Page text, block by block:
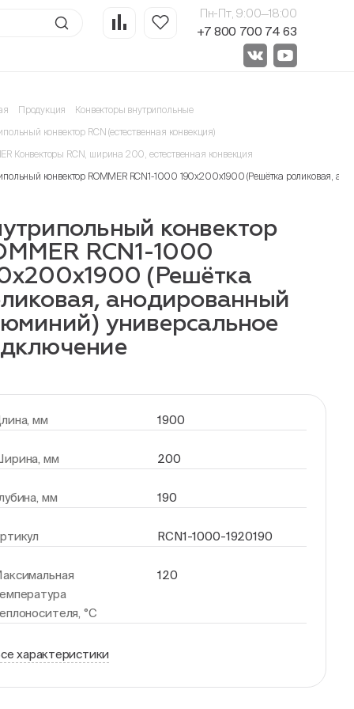
Пн-Пт, 9:00—18:00
+7 800 700 74 63
Продукция Конвекторы внутрипольные
конвектор RCN (естественная конвекция)
Конвекторы RCN, ширина 200, естественная конвекция
конвектор ROMMER RCN1-1000 190х200х1900 (Решётка роликовая,
конвектор
RCN1-1000
(Решётка
анодированный
универсальное
мм 1900
мм 200
мм 190
RCN1-1000-1920190
°С
120
характеристики